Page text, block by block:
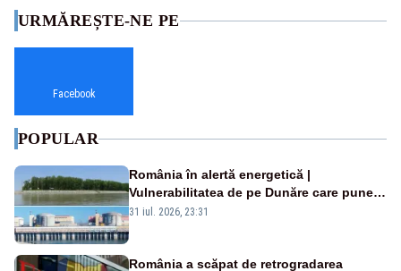
URMĂREȘTE-NE PE
Facebook
POPULAR
România în alertă energetică |
Vulnerabilitatea de pe Dunăre care pune
în pericol Centrala Cernavodă era
31 iul. 2026, 23:31
România a scăpat de retrogradarea